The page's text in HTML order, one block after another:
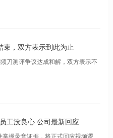
束，双方表示到此为止
刀测评争议达成和解，双方表示不
工没良心 公司最新回应
握录音证据，将正式回应视频谬